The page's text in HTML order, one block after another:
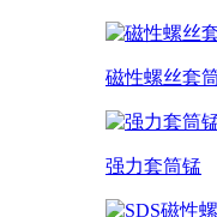
磁性螺丝套
强力套筒锰